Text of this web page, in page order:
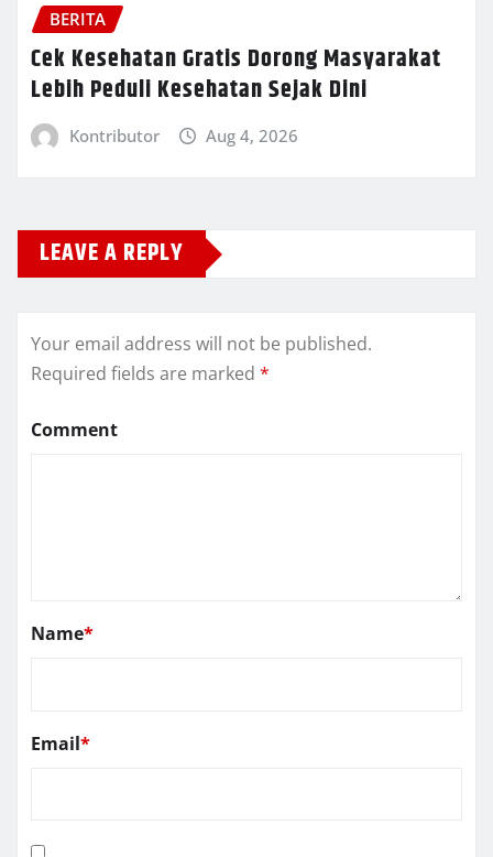
BERITA
Cek Kesehatan Gratis Dorong Masyarakat
Lebih Peduli Kesehatan Sejak Dini
Kontributor Aug 4, 2026
LEAVE A REPLY
Your email address will not be published.
Required fields are marked *
Comment
Name*
Email*